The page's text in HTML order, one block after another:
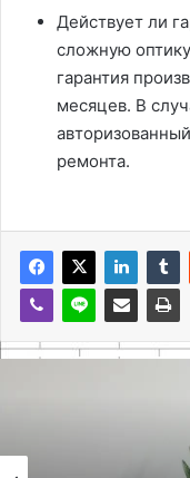
Действует ли
сложную
гарантия
месяцев. В
ремонта.